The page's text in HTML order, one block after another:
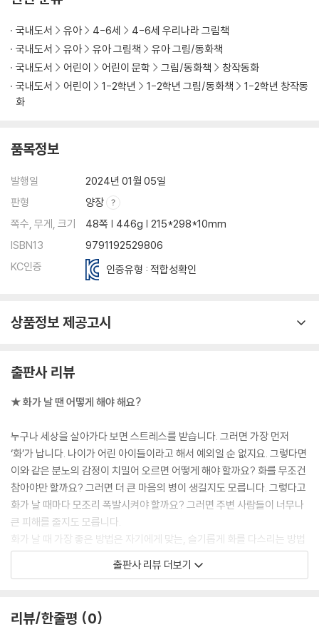
국내도서 유아 4-6세
4-6세 우리나라 그림책
국내도서
유아 유아 그림책
유아 그림/동화책
국내도서
어린이 어린이 문학 그림/동화책
창작동화
국내도서
어린이 1-2학년 1-2학년 그림/동화책
1-2학년 창작동
화
품목정보
발행일
2024년 01월 05일
판형
양장
쪽수, 무게, 크기
48쪽 | 446g | 215*298*10mm
ISBN13
9791192529806
KC인증
인증유형 : 적합성확인
상품정보 제공고시
출판사 리뷰
★ 화가 날 땐 어떻게 해야 해요?
누구나 세상을 살아가다 보면 스트레스를 받습니다. 그러면 가장 먼저
‘화’가 납니다. 나이가 어린 아이들이라고 해서 예외일 순 없지요. 그렇다면
이와 같은 분노의 감정이 치밀어 오르면 어떻게 해야 할까요? 화를 무조건
참아야만 할까요? 그러면 더 큰 마음의 병이 생길지도 모릅니다. 그렇다고
화가 날 때마다 모조리 폭발시켜야 할까요? 그러면 주변 사람들이 너무나
큰 피해를 줄지도 모릅니다.
화가 날 때 가장 좋은 방법은 자기에게 맞는, 슬기롭게 화를 다스리는 방법
을 찾아야 한다는 것입니다. 『별난 아빠의 이상한 집짓기』는 우리 아이들
이 화를 효과적으로 다스릴 수 있는 방법을 제시해 줍니다. 화를 내는 대신
때문입니다. 그래서 준이네 집은 여기저기 모양이 제각각인 반쪽짜리 집입
출판사 리뷰 더보기
리뷰/한줄평 0